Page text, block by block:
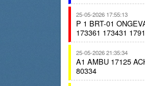
25-05-2026 17:55:13
P 1 BRT-01
173361 173431
25-05-2026 21:35:34
A1 AMBU 17125
80334